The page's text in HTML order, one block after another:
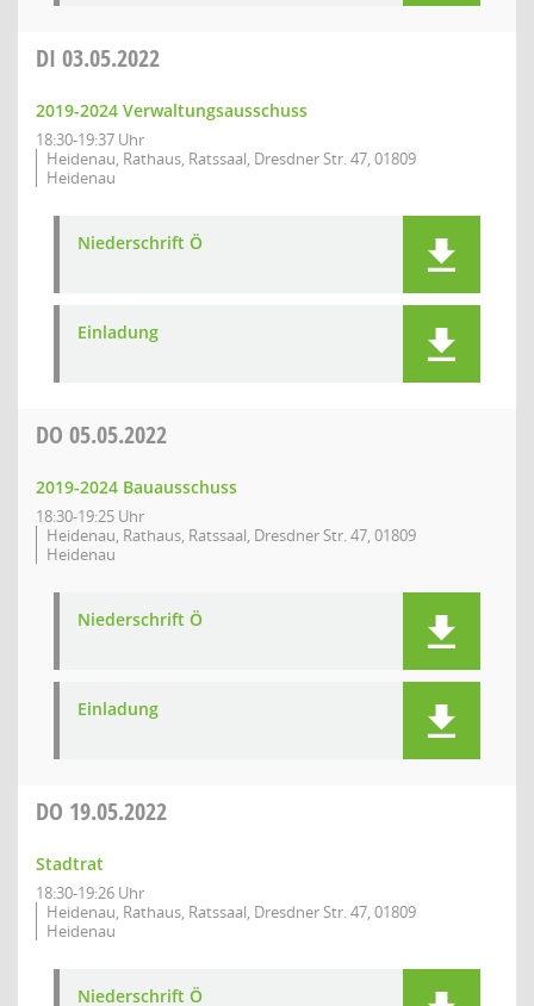
DI 03.05.2022
2019-2024 Verwaltungsausschuss
18:30-19:37 Uhr
Heidenau, Rathaus, Ratssaal, Dresdner Str. 47, 01809
Heidenau
Niederschrift Ö
Einladung
DO 05.05.2022
2019-2024 Bauausschuss
18:30-19:25 Uhr
Heidenau, Rathaus, Ratssaal, Dresdner Str. 47, 01809
Heidenau
Niederschrift Ö
Einladung
DO 19.05.2022
Stadtrat
18:30-19:26 Uhr
Heidenau, Rathaus, Ratssaal, Dresdner Str. 47, 01809
Heidenau
Niederschrift Ö